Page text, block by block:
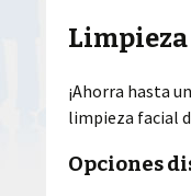
¡Ahorra hasta
limpieza facial
Opciones